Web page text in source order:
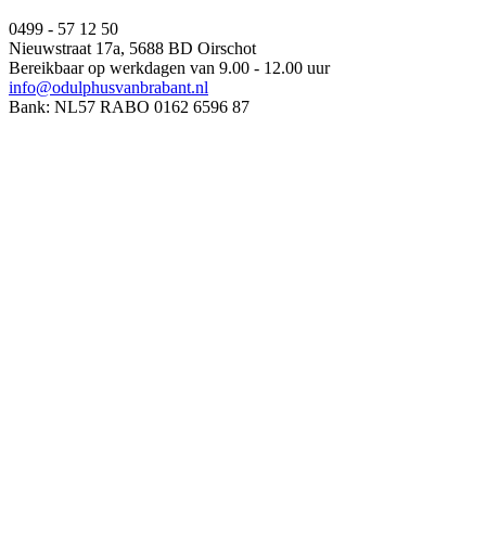
0499 - 57 12 50
Nieuwstraat 17a, 5688 BD Oirschot
Bereikbaar op werkdagen van 9.00 - 12.00 uur
info@odulphusvanbrabant.nl
Bank: NL57 RABO 0162 6596 87